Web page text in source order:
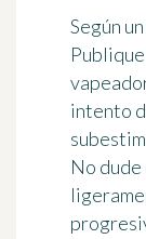
Según
intento
No dude